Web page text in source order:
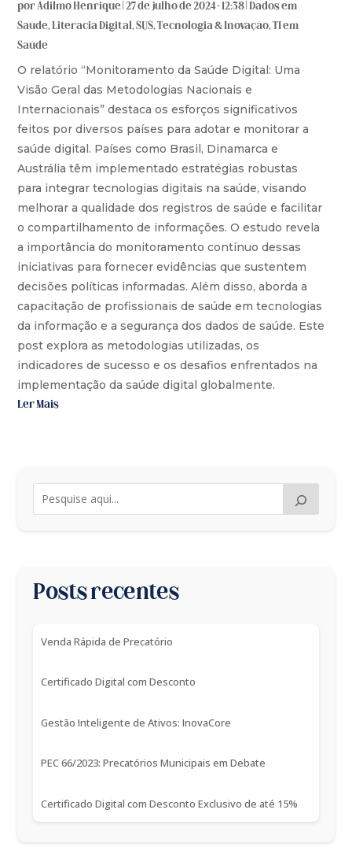
porAdilmo Henrique|27 de julho de 2024 - 12:38|Dados em
Saúde,Literacia Digital,SUS,Tecnologia & Inovação,TI em
Saúde
O relatório “Monitoramento da Saúde Digital: Uma
Visão Geral das Metodologias Nacionais e
Internacionais” destaca os esforços significativos
feitos por diversos países para adotar e monitorar a
saúde digital. Países como Brasil, Dinamarca e
Austrália têm implementado estratégias robustas
para integrar tecnologias digitais na saúde, visando
melhorar a qualidade dos registros de saúde e facilitar
o compartilhamento de informações. O estudo revela
a importância do monitoramento contínuo dessas
iniciativas para fornecer evidências que sustentem
decisões políticas informadas. Além disso, aborda a
capacitação de profissionais de saúde em tecnologias
da informação e a segurança dos dados de saúde. Este
post explora as metodologias utilizadas, os
indicadores de sucesso e os desafios enfrentados na
implementação da saúde digital globalmente.
Ler Mais
Posts recentes
Venda Rápida de Precatório
Certificado Digital com Desconto
Gestão Inteligente de Ativos: InovaCore
PEC 66/2023: Precatórios Municipais em Debate
Certificado Digital com Desconto Exclusivo de até 15%